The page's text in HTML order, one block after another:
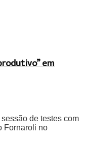
em
de testes com
Fornaroli no